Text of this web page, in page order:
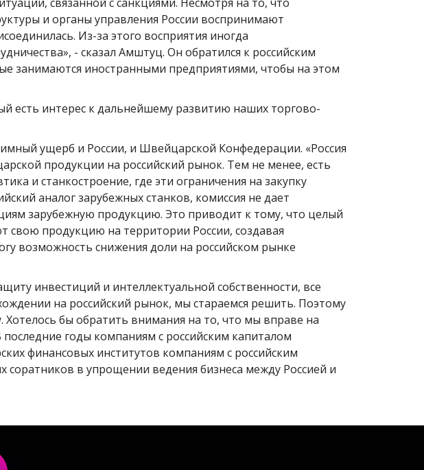
и органы управления России воспринимают
Из-за этого восприятия иногда
- сказал Амштуц. Он обратился к российским
занимаются иностранными предприятиями, чтобы на этом
есть интерес к дальнейшему развитию наших торгово-
ущерб и России, и Швейцарской Конфедерации. «Россия
продукции на российский рынок. Тем не менее, есть
и станкостроение, где эти ограничения на закупку
аналог зарубежных станков, комиссия не дает
зарубежную продукцию. Это приводит к тому, что целый
свою продукцию на территории России, создавая
возможность снижения доли на российском рынке
инвестиций и интеллектуальной собственности, все
на российский рынок, мы стараемся решить. Поэтому
бы обратить внимания на то, что мы вправе на
годы компаниям с российским капиталом
финансовых институтов компаниям с российским
в упрощении ведения бизнеса между Россией и